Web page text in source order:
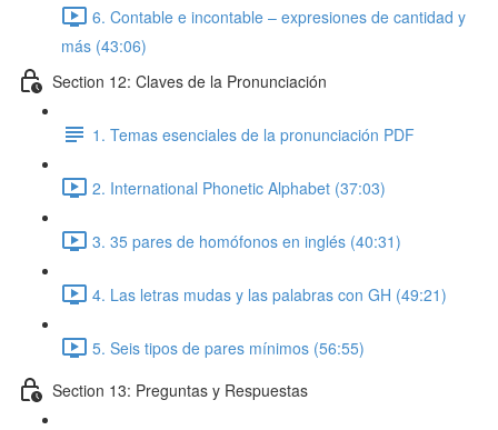
6. Contable e incontable – expresiones de cantidad y
más (43:06)
Section 12: Claves de la Pronunciación
1. Temas esenciales de la pronunciación PDF
2. International Phonetic Alphabet (37:03)
3. 35 pares de homófonos en inglés (40:31)
4. Las letras mudas y las palabras con GH (49:21)
5. Seis tipos de pares mínimos (56:55)
Section 13: Preguntas y Respuestas